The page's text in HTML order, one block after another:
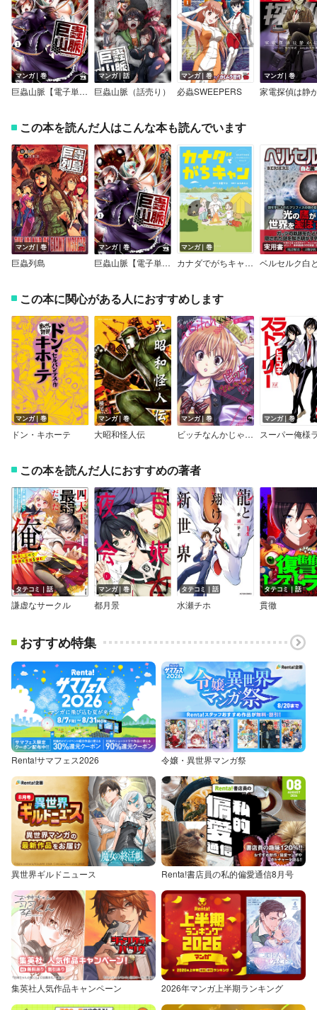
マンガ｜巻
巨蟲山脈【電子単行本】
マンガ｜話
巨蟲山脈（話売り）
マンガ｜巻
必蟲SWEEPERS
マンガ｜巻
この本を読んだ人はこんな本も読んでいます
マンガ｜巻
巨蟲列島
マンガ｜巻
巨蟲山脈【電子単行本】
マンガ｜巻
カナダでがちキャン まんがでわかるバックカントリーキャンプ
実用書
この本に関心がある人におすすめします
マンガ｜巻
ドン・キホーテ
マンガ｜巻
大昭和怪人伝
マンガ｜巻
ビッチなんかじゃない
マンガ｜巻
この本を読んだ人におすすめの著者
タテコミ｜話
謙虚なサークル
マンガ｜巻
都月景
タテコミ｜話
水瀬チホ
タテコミ｜話
貫徹
おすすめ特集
Renta!サマフェス2026 令嬢・異世界マンガ祭
異世界ギルドニュース Renta!書店員の私的偏愛通信8月号
集英社人気作品キャンペーン 2026年マンガ上半期ランキング